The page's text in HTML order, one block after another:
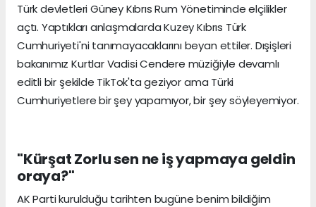
Türk devletleri Güney Kıbrıs Rum Yönetiminde elçilikler
açtı. Yaptıkları anlaşmalarda Kuzey Kıbrıs Türk
Cumhuriyeti'ni tanımayacaklarını beyan ettiler. Dışişleri
bakanımız Kurtlar Vadisi Cendere müziğiyle devamlı
editli bir şekilde TikTok'ta geziyor ama Türki
Cumhuriyetlere bir şey yapamıyor, bir şey söyleyemiyor.
"Kürşat Zorlu sen ne iş yapmaya geldin
oraya?"
AK Parti kurulduğu tarihten bugüne benim bildiğim